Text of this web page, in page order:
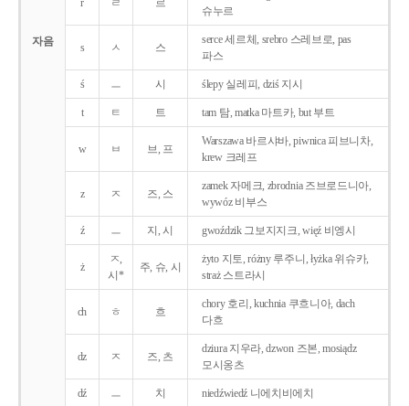
자음
r ㄹ 르
슈누르
s ㅅ 스
serce 세르체, srebro 스레브로, pas
파스
ś ㅡ 시 ślepy 실레피, dziś 지시
t ㅌ 트 tam 탐, matka 마트카, but 부트
w ㅂ 브, 프
Warszawa 바르샤바, piwnica 피브니차,
krew 크레프
z ㅈ 즈, 스
zamek 자메크, zbrodnia 즈브로드니아,
wywóz 비부스
ź ㅡ 지, 시 gwoździk 그보지지크, więź 비엥시
ż
ㅈ,
시*
주, 슈, 시
żyto 지토, różny 루주니, łyżka 위슈카,
straż 스트라시
ch ㅎ 흐
chory 호리, kuchnia 쿠흐니아, dach
다흐
dz ㅈ 즈, 츠
dziura 지우라, dzwon 즈본, mosiądz
모시옹츠
dź ㅡ 치 niedźwiedź 니에치비에치